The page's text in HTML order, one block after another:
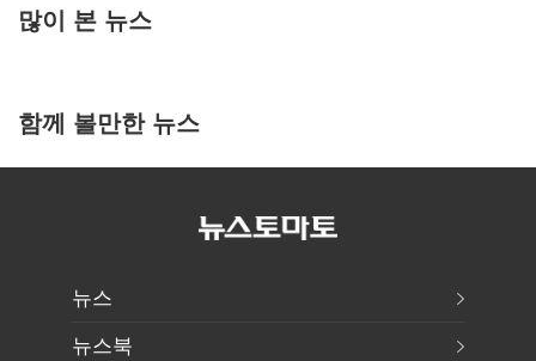
많이 본 뉴스
함께 볼만한 뉴스
뉴스
뉴스북